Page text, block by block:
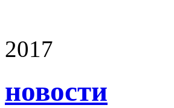
2017
новости